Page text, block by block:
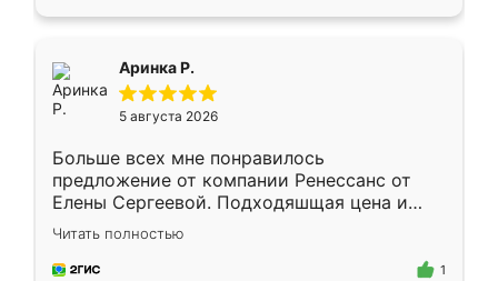
Аринка Р.
5 августа 2026
Больше всех мне понравилось
предложение от компании Ренессанс от
Елены Сергеевой. Подходяшщая цена и
короткие сроки изготовления. Приехавший
для замера сотрудник Владислав
предложил по моему эскизу самый
Читать полностью
1